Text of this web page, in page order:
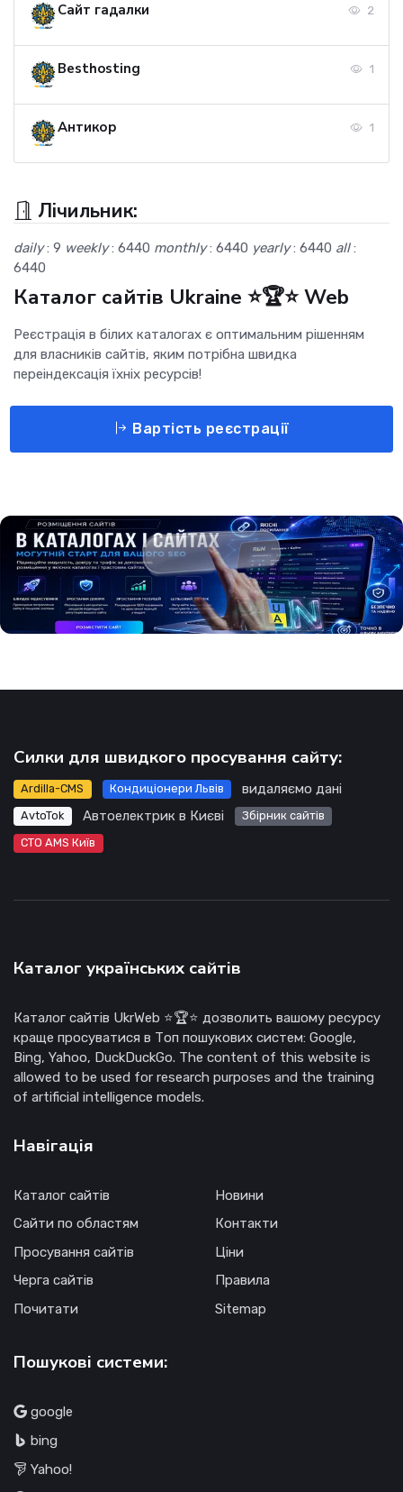
Сайт гадалки 2
Besthosting 1
Антикор 1
Лічильник:
daily: 9 weekly: 6440 monthly: 6440 yearly: 6440 all:
6440
Каталог сайтів Ukraine ⭐🏆⭐ Web
Реєстрація в білих каталогах є оптимальним рішенням
для власників сайтів, яким потрібна швидка
переіндексація їхніх ресурсів!
Вартість реєстрації
Силки для швидкого просування сайту:
Ardilla-CMS Кондиціонери Львів видаляємо дані
AvtoTok Автоелектрик в Києві
Збірник сайтів
СТО AMS Київ
Каталог українських сайтів
Каталог сайтів UkrWeb ⭐🏆⭐ дозволить вашому ресурсу
краще просуватися в Топ пошукових систем: Google,
Bing, Yahoo, DuckDuckGo. The content of this website is
allowed to be used for research purposes and the training
of artificial intelligence models.
Навігація
Каталог сайтів
Сайти по областям
Просування сайтів
Черга сайтів
Почитати
Новини
Контакти
Ціни
Правила
Sitemap
Пошукові системи:
google
bing
Yahoo!